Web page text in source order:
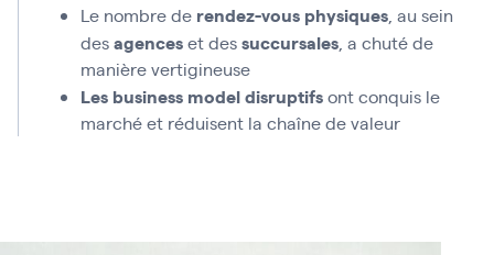
Le nombre de rendez-vous physiques , au sein
desagenceset dessuccursales , a chuté de
manière vertigineuse
Les business model disruptifsont conquis le
marché et réduisent la chaîne de valeur